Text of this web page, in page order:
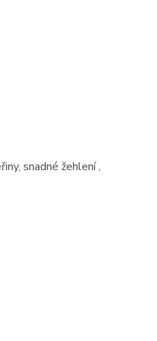
snadné žehlení ,